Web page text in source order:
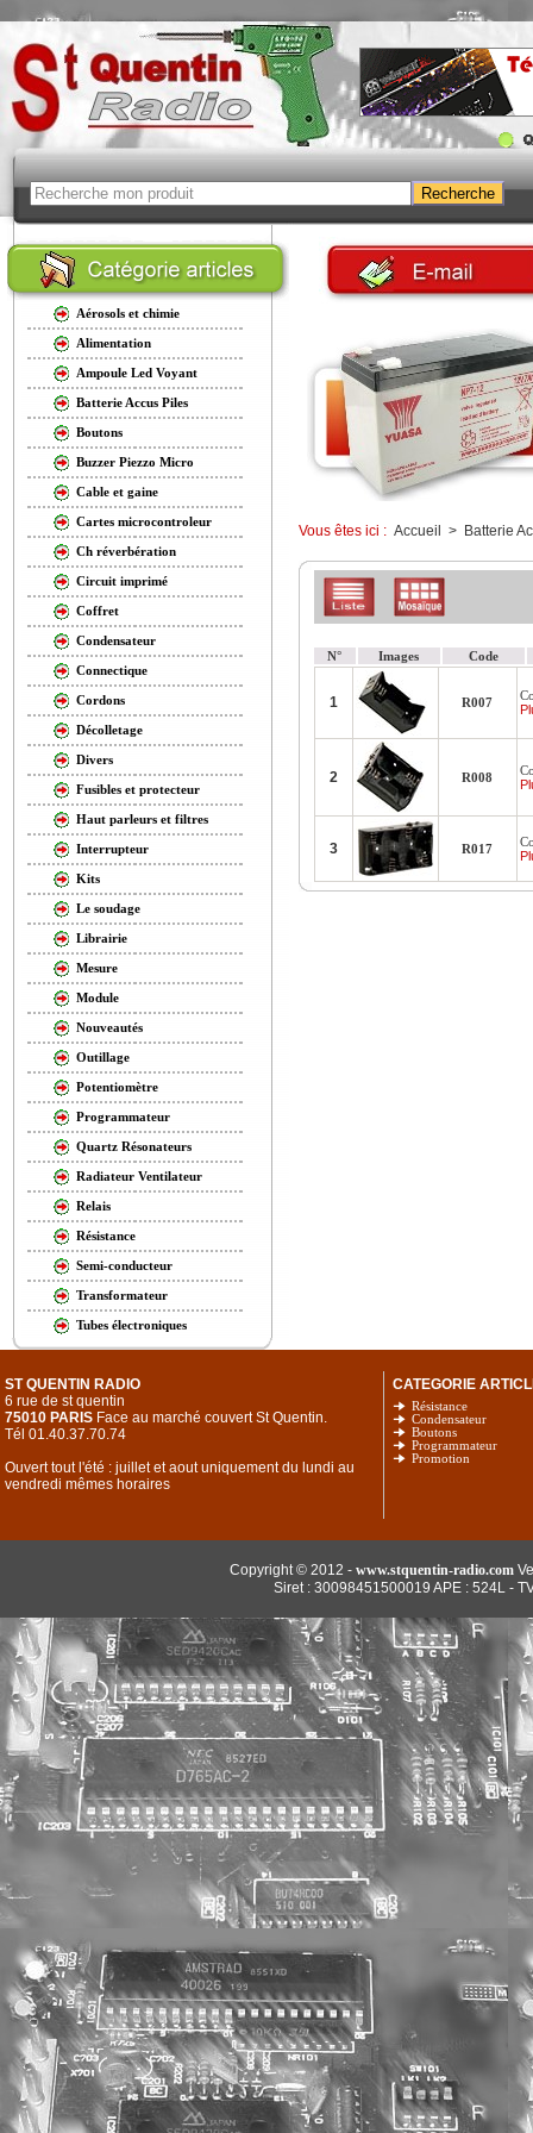
Aérosols et chimie
Alimentation
Ampoule Led Voyant
Batterie Accus Piles
Boutons
Buzzer Piezzo Micro
Cable et gaine
Cartes microcontroleur
Ch réverbération
Circuit imprimé
Coffret
Condensateur
Connectique
Cordons
Décolletage
Divers
Fusibles et protecteur
Haut parleurs et filtres
Interrupteur
Kits
Le soudage
Librairie
Mesure
Module
Nouveautés
Outillage
Potentiomètre
Programmateur
Quartz Résonateurs
Radiateur Ventilateur
Relais
Résistance
Semi-conducteur
Transformateur
Tubes électroniques
Vous êtes ici : Accueil > Batterie
N° Images Code
1 R007
2 R008
3 R017
ST QUENTIN RADIO
6 rue de st quentin
75010 PARIS Face au marché couvert St Quentin.
Tél 01.40.37.70.74
Ouvert tout l'été : juillet et aout uniquement du lundi au
vendredi mêmes horaires
CATEGORIE
Résistance
Condensateur
Boutons
Programmateur
Promotion
Copyright © 2012 - www.stquentin-radio.com
Siret : 30098451500019 APE : 524L -